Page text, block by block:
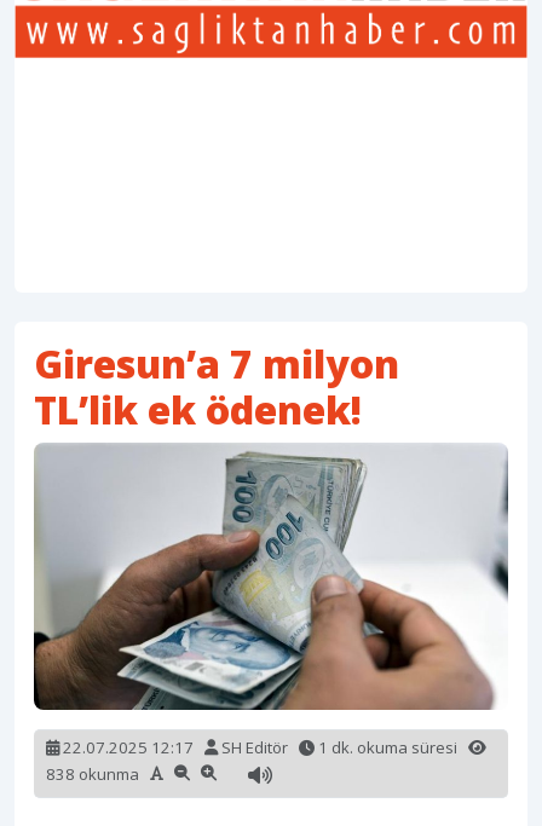
Giresun’a 7 milyon
TL’lik ek ödenek!
22.07.2025 12:17 SH Editör
1 dk. okuma süresi
838 okunma